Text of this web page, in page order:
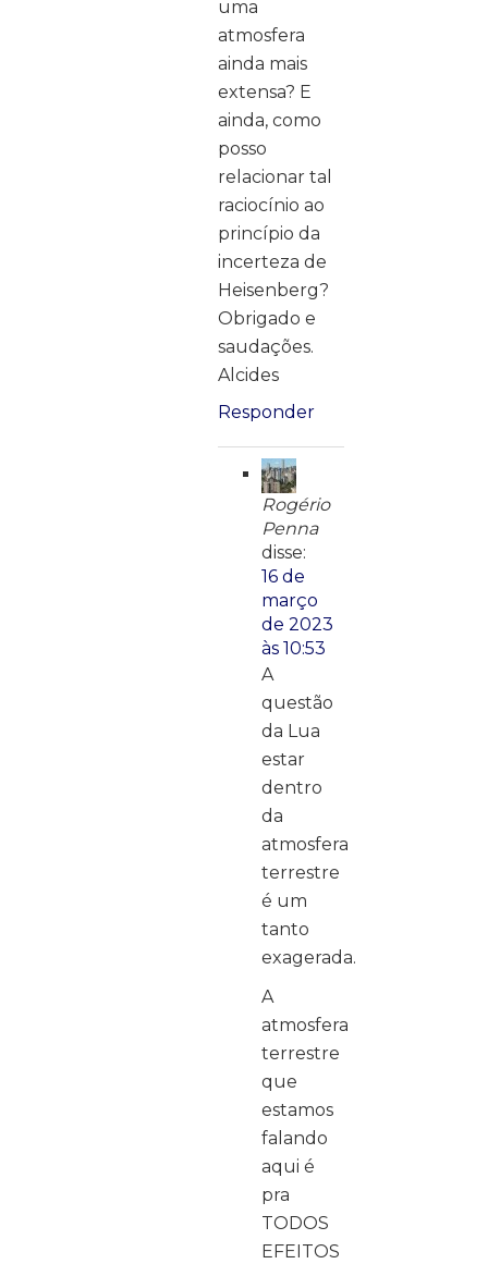
uma
atmosfera
ainda mais
extensa? E
ainda, como
posso
relacionar tal
raciocínio ao
princípio da
incerteza de
Heisenberg?
Obrigado e
saudações.
Alcides
Responder
Rogério
Penna
disse:
16 de
março
de 2023
às 10:53
A
questão
da Lua
estar
dentro
da
atmosfera
terrestre
é um
tanto
exagerada.
A
atmosfera
terrestre
que
estamos
falando
aqui é
pra
TODOS
EFEITOS